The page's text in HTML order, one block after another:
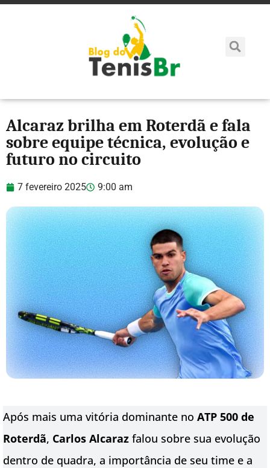
Alcaraz brilha em Roterdã e fala
sobre equipe técnica, evolução e
futuro no circuito
7 fevereiro 2025 9:00 am
Após mais uma vitória dominante no ATP 500 de
Roterdã, Carlos Alcaraz falou sobre sua evolução
dentro de quadra, a importância de seu time e a